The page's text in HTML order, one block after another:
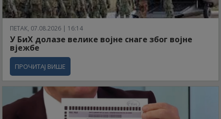
ПЕТАК, 07.08.2026 | 16:14
У БиХ долазе велике војне снаге због војне
вјежбе
ПРОЧИТАЈ ВИШЕ